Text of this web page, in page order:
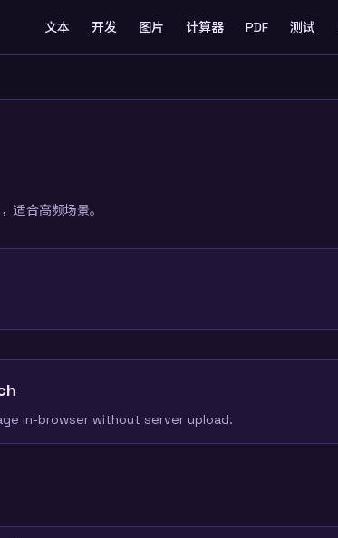
文本 开发 图片 计算器 PDF 测试
适合高频场景。
in-browser without server upload.